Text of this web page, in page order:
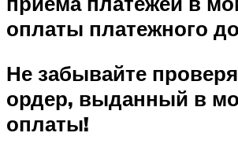
оплаты платежного
Не забывайте
ордер, выданный в
оплаты!